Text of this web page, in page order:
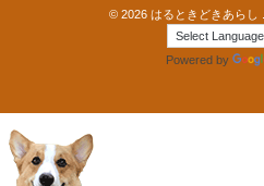
© 2026 はるときどきあらし
Powered by